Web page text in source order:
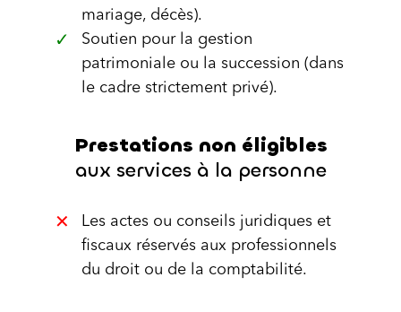
mariage, décès).
Soutien pour la gestion
patrimoniale ou la succession (dans
le cadre strictement privé).
Prestations non éligibles
aux services à la personne
Les actes ou conseils juridiques et
fiscaux réservés aux professionnels
du droit ou de la comptabilité.